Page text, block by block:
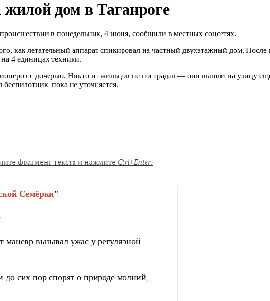
дом в Таганроге
в понедельник, 4 июня, сообщили в местных соцсетях.
как летательный аппарат спикировал на частный двухэтажный дом. После
4 единицах техники.
с дочерью. Никто из жильцов не пострадал — они вышли на улицу
пока не уточняется.
Cемёрки"
маневр вызывал ужас у регулярной
до сих пор спорят о природе молний,